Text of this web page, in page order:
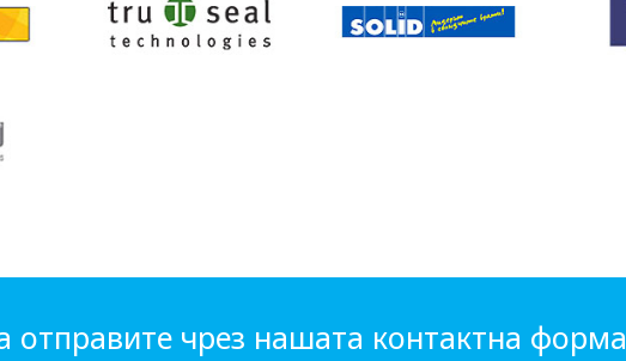
чрез нашата контактна форма